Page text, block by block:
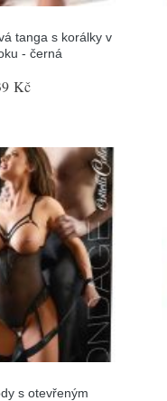
tanga s korálky v
- černá
Kč
s otevřeným